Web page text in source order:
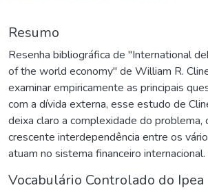
Resumo
Resenha bibliográfica de "International
of the world economy" de William R.
examinar empiricamente as principais
com a dívida externa, esse estudo de
deixa claro a complexidade do problema,
crescente interdependência entre os
atuam no sistema financeiro internacional.
Vocabulário Controlado do Ipea